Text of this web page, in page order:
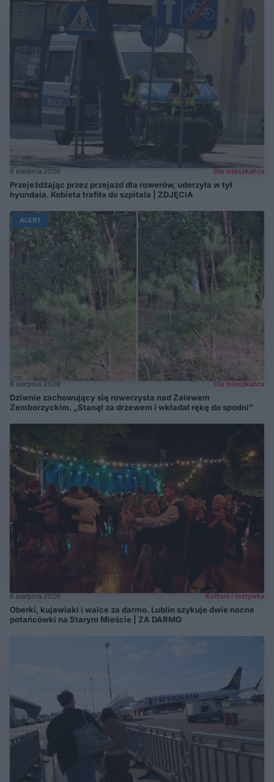
6 sierpnia 2026 Dla mieszkańca
Przejeżdżając przez przejazd dla rowerów, uderzyła w tył
hyundaia. Kobieta trafiła do szpitala | ZDJĘCIA
ALERT
6 sierpnia 2026 Dla mieszkańca
Dziwnie zachowujący się rowerzysta nad Zalewem
Zemborzyckim. „Stanął za drzewem i wkładał rękę do spodni”
6 sierpnia 2026 Kultura i rozrywka
Oberki, kujawiaki i walce za darmo. Lublin szykuje dwie nocne
potańcówki na Starym Mieście | ZA DARMO